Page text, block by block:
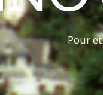
Pour